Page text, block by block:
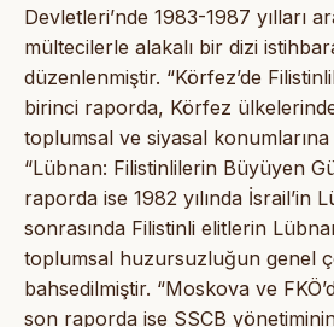
Devletleri’nde 1983-1987 yılları
mültecilerle alakalı bir dizi
düzenlenmiştir. “Körfez’de
birinci raporda, Körfez
toplumsal ve siyasal
“Lübnan: Filistinlilerin Büyüyen
raporda ise 1982 yılında İsrail’in
sonrasında Filistinli elitlerin
toplumsal huzursuzluğun genel
bahsedilmiştir. “Moskova ve
son raporda ise SSCB